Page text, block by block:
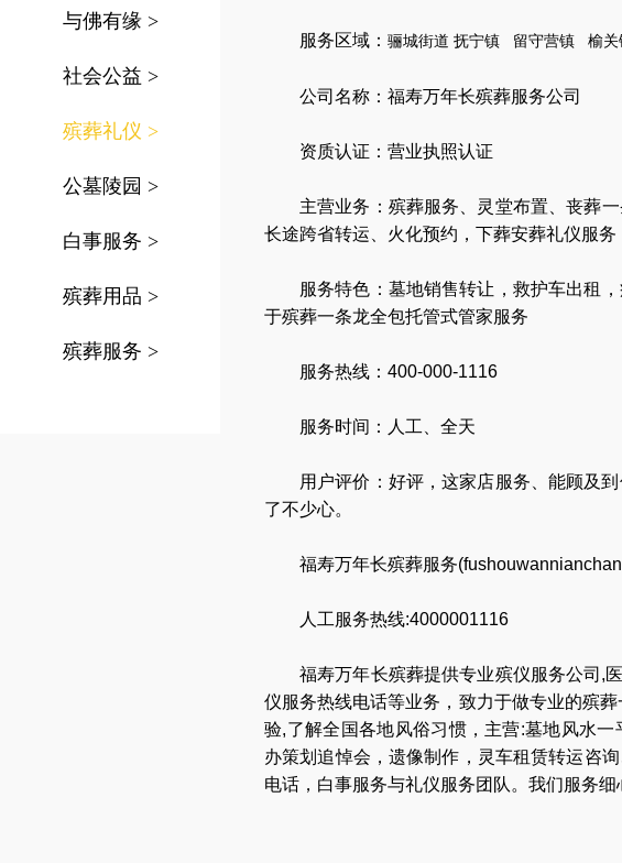
与佛有缘 >
社会公益 >
殡葬礼仪 >
公墓陵园 >
白事服务 >
殡葬用品 >
殡葬服务 >
服务区域： 骊城街道 抚宁镇 留守营镇 榆关
公司名称： 福寿万年长殡葬服务公司
资质认证：营业执照认证
主营业务： 殡葬服务 灵堂布置 、丧葬
长途跨省转运
火化预约 ， 下葬安葬礼仪服务
服务特色： 墓地销售转让 ， 救护车出租 ，
于殡葬一条龙全包托管式管家服务
服务热线：400-000-1116
服务时间：人工、全天
用户评价：好评，这家店服务、能顾及
了不少心。
福寿万年长殡葬服务(
人工服务热线:4000001116
福寿万年长殡葬提供专业殡仪服务公司 ,
仪服务热线电话等业务，致力于做专业的殡葬
验,了解全国各地风俗习惯，主营:墓地风水一
办策划追悼会 ， 遗像制作 ， 灵车租赁转运咨询
电话 ， 白事服务与礼仪服务团队 。我们服务细